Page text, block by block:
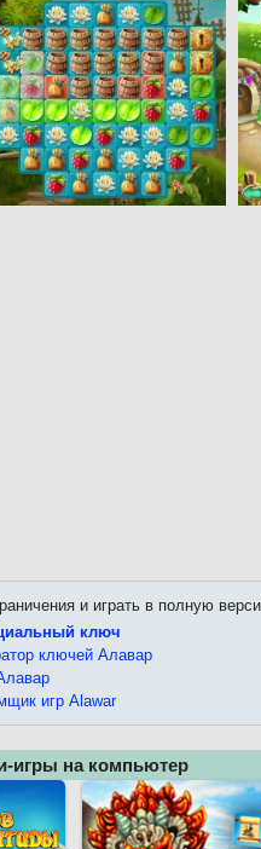
и играть в полную
ключ
ключей Алавар
игр Alawar
игры на компьютер